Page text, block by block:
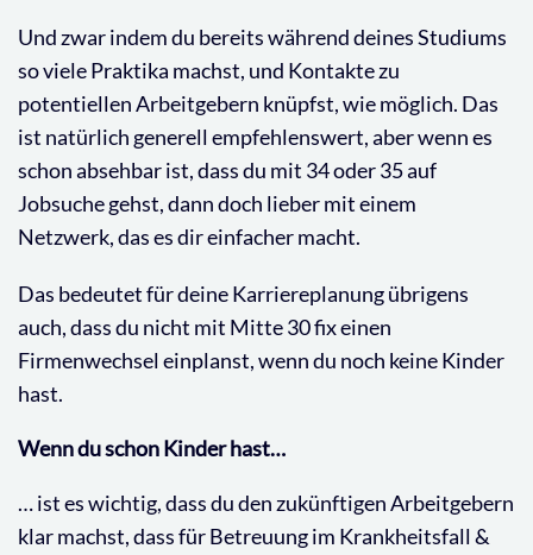
Und zwar indem du bereits während deines Studiums
so viele Praktika machst, und Kontakte zu
potentiellen Arbeitgebern knüpfst, wie möglich. Das
ist natürlich generell empfehlenswert, aber wenn es
schon absehbar ist, dass du mit 34 oder 35 auf
Jobsuche gehst, dann doch lieber mit einem
Netzwerk, das es dir einfacher macht.
Das bedeutet für deine Karriereplanung übrigens
auch, dass du nicht mit Mitte 30 fix einen
Firmenwechsel einplanst, wenn du noch keine Kinder
hast.
Wenn du schon Kinder hast…
… ist es wichtig, dass du den zukünftigen Arbeitgebern
klar machst, dass für Betreuung im Krankheitsfall &